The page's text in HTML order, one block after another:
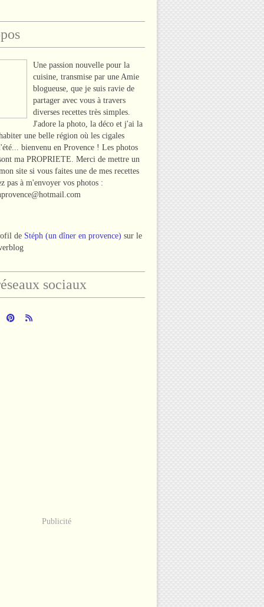
Une passion nouvelle pour la
cuisine, transmise par une Amie
blogueuse, que je suis ravie de
partager avec vous à travers
diverses recettes très simples.
J'adore la photo, la déco et j'ai la
une belle région où les cigales
bienvenu en Provence ! Les photos
ma PROPRIETE. Merci de mettre un
site si vous faites une de mes recettes
pas à m'envoyer vos photos :
de Stéph (un dîner en provence) sur le
sociaux
Publicité